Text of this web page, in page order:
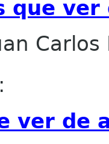
que
:
ver de